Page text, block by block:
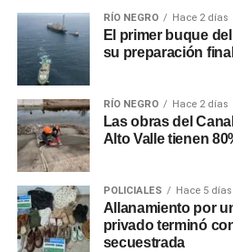
RÍO NEGRO Hace 2 días
El primer buque
su preparación final
RÍO NEGRO Hace 2 días
Las obras del
Alto Valle tienen
POLICIALES Hace 5 días
Allanamiento por
privado terminó
secuestrada